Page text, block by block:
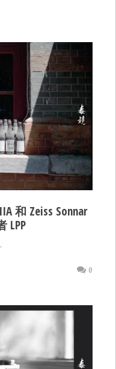
和 Zeiss Sonnar
LPP
0